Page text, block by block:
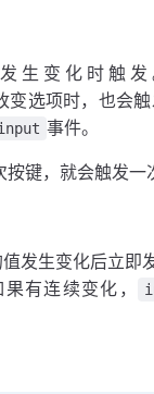
生变化时触
变选项时，也会
事件。
键，就会触发一
发生变化后立即
有连续变化，